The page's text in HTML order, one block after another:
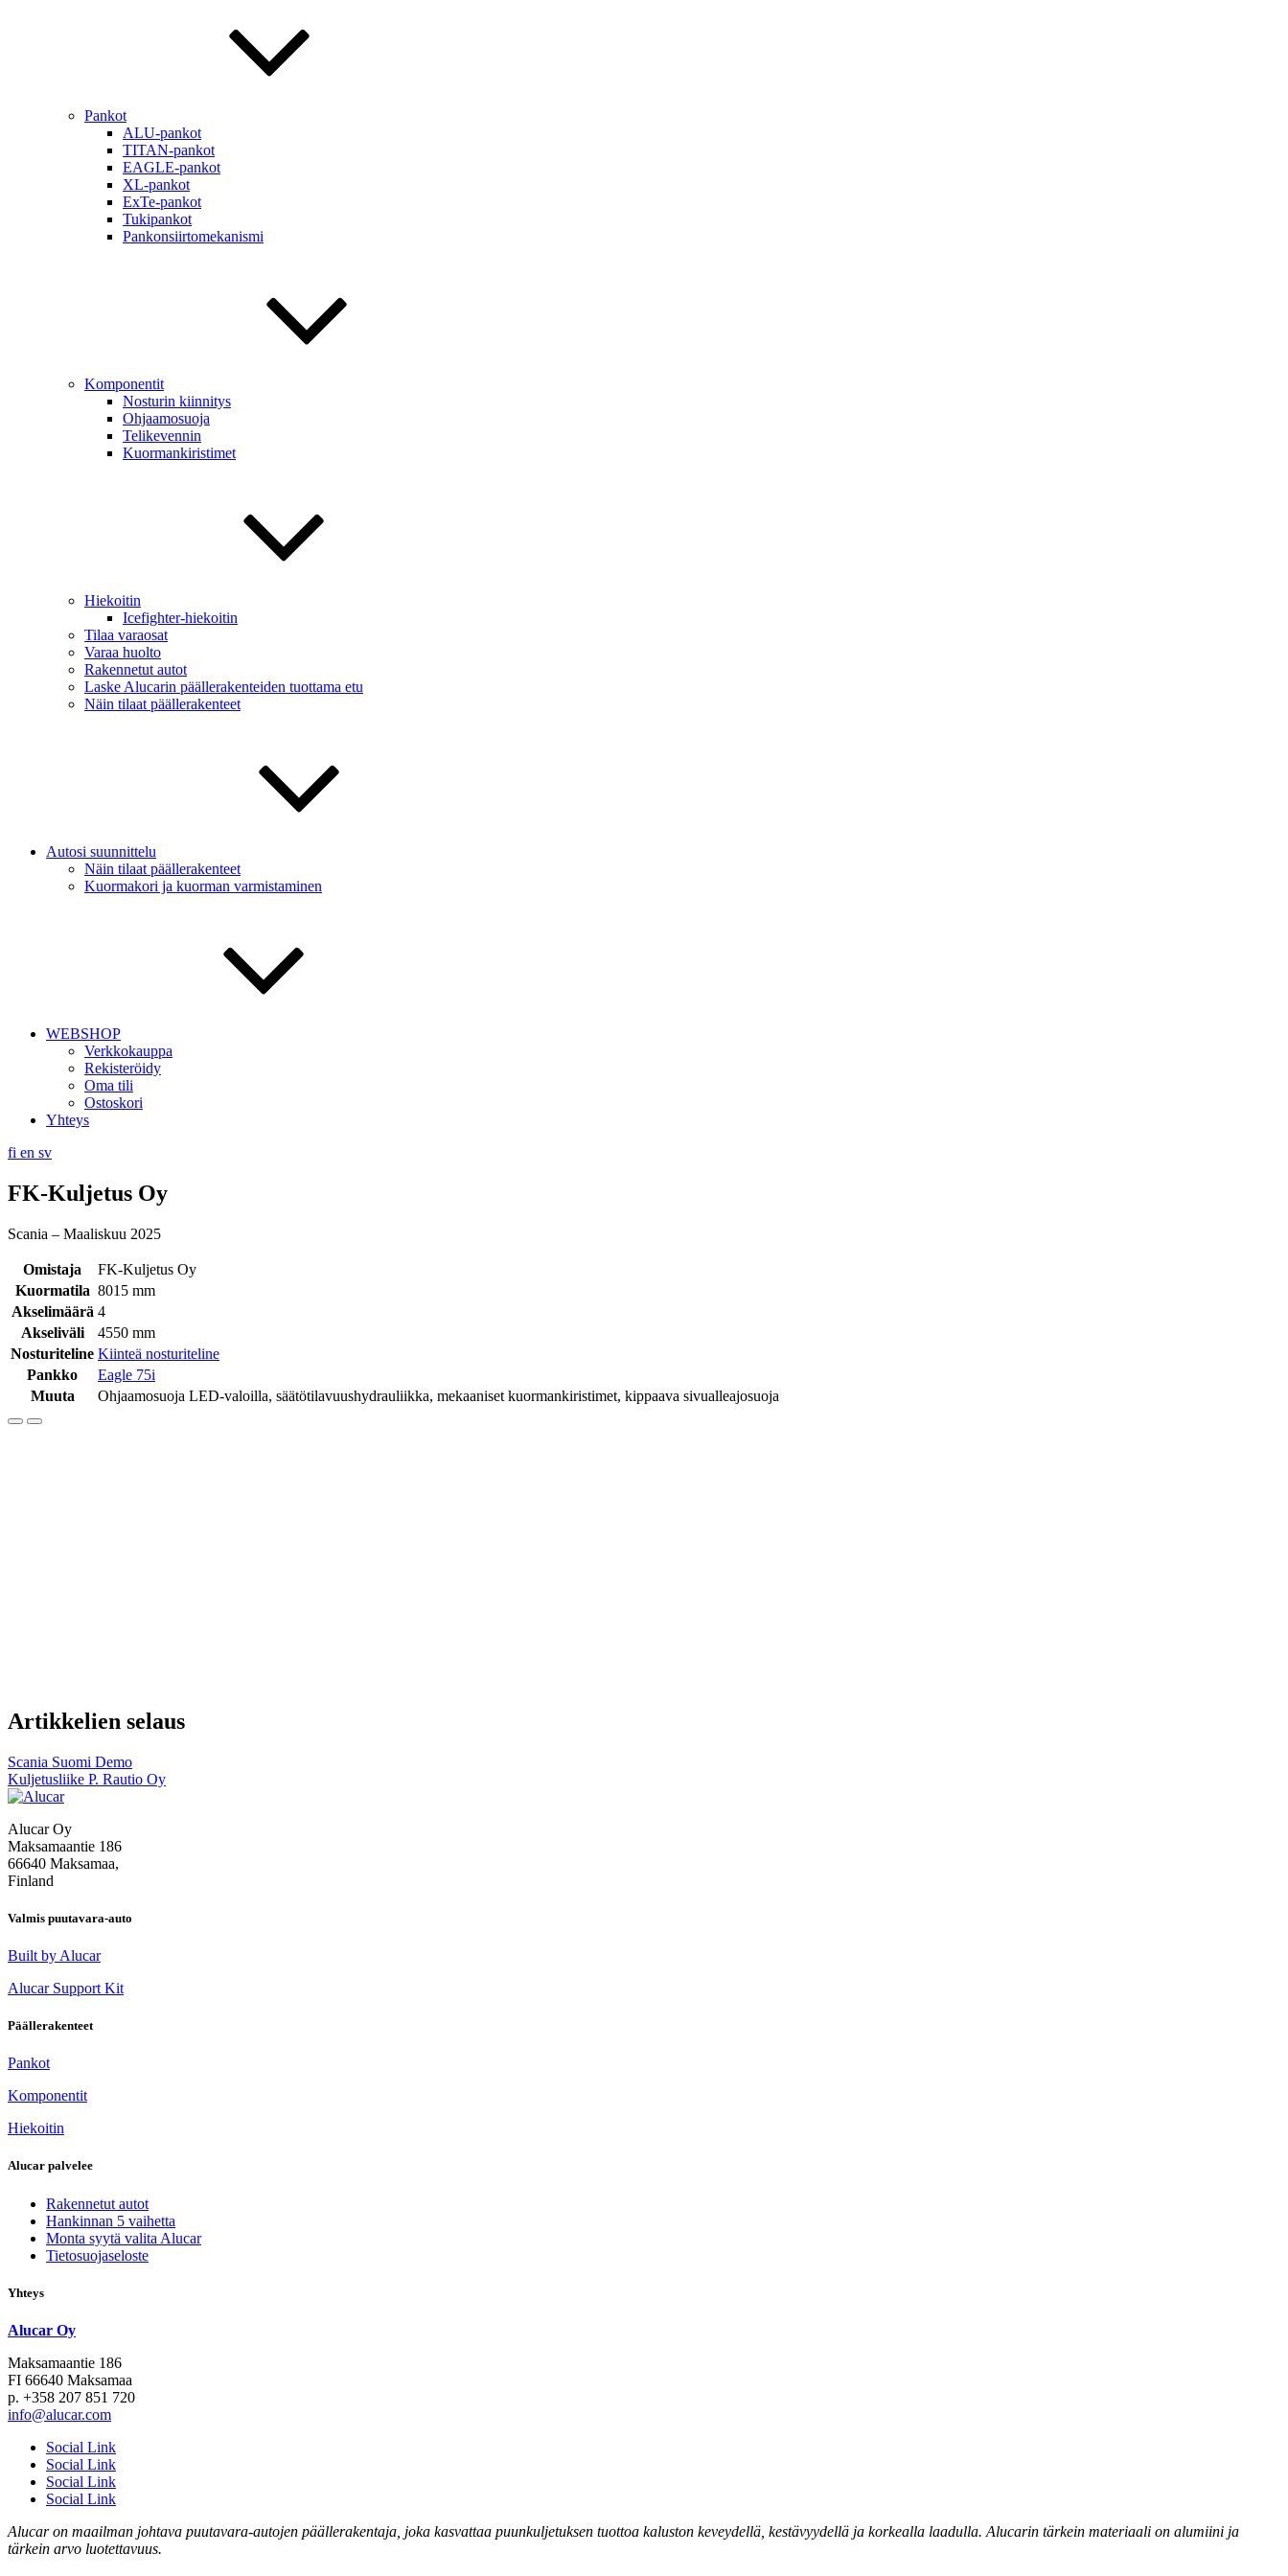
Pankot
ALU-pankot
TITAN-pankot
EAGLE-pankot
XL-pankot
ExTe-pankot
Tukipankot
Pankonsiirtomekanismi
Komponentit
Nosturin kiinnitys
Ohjaamosuoja
Telikevennin
Kuormankiristimet
Hiekoitin
Icefighter-hiekoitin
Tilaa varaosat
Varaa huolto
Rakennetut autot
Laske Alucarin päällerakenteiden tuottama etu
Näin tilaat päällerakenteet
Autosi suunnittelu
Näin tilaat päällerakenteet
Kuormakori ja kuorman varmistaminen
WEBSHOP
Verkkokauppa
Rekisteröidy
Oma tili
Ostoskori
Yhteys
fi en sv
FK-Kuljetus Oy
Scania – Maaliskuu 2025
Omistaja
FK-Kuljetus Oy
Kuormatila 8015 mm
Akselimäärä 4
Akseliväli
4550 mm
Nosturiteline Kiinteä nosturiteline
Pankko
Eagle 75i
Muuta
Ohjaamosuoja LED-valoilla, säätötilavuushydrauliikka, mekaaniset kuormankiristimet, kippaava sivualleajosuoja
Artikkelien selaus
Scania Suomi Demo
Kuljetusliike P. Rautio Oy
Alucar Oy
Maksamaantie 186
66640 Maksamaa,
Finland
Valmis puutavara-auto
Built by Alucar
Alucar Support Kit
Päällerakenteet
Pankot
Komponentit
Hiekoitin
Alucar palvelee
Rakennetut autot
Hankinnan 5 vaihetta
Monta syytä valita Alucar
Tietosuojaseloste
Yhteys
Alucar Oy
Maksamaantie 186
FI 66640 Maksamaa
p. +358 207 851 720
info@alucar.com
Social Link
Social Link
Social Link
Social Link
Alucar on maailman johtava puutavara-autojen päällerakentaja, joka kasvattaa puunkuljetuksen tuottoa kaluston keveydellä, kestävyydellä ja korkealla laadulla. Alucarin tärkein materiaali on alumiini ja
tärkein arvo luotettavuus.